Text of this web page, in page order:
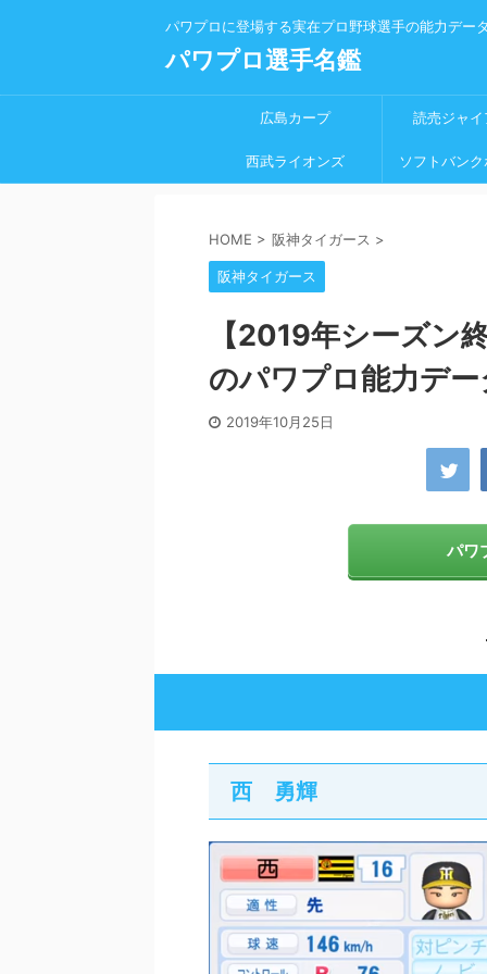
パワプロに登場する実在プロ野球選手の能力デー
パワプロ選手名鑑
広島カープ 読売ジャイ
西武ライオンズ ソフトバン
HOME > 阪神タイガース >
阪神タイガース
【2019年シーズン
のパワプロ能力デ
2019年10月25日
パワ
西 勇輝